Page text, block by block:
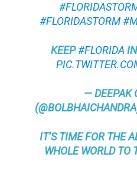
#FLORIDASTORM
KEEP#FLORIDA
— DEEPAK
IT’S TIME FOR THE
WHOLE WORLD TO